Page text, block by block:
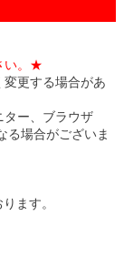
い。★
更する場合があ
ー、ブラウザ
る場合がございま
ます。